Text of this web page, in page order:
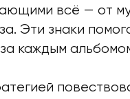
всё — от
Эти знаки
каждым